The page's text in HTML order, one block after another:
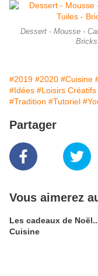
Dessert - Mousse -
#2019 #2020 #Cuisine
#Idées #Loisirs Créatifs
#Tradition #Tutoriel
Partager
Vous aimerez
Les cadeaux de
Cuisine